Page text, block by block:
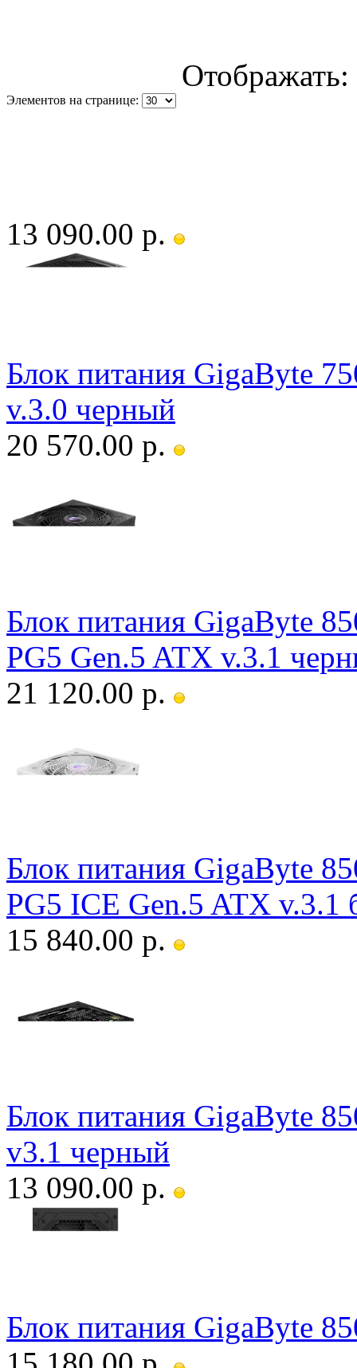
Отображать:
Элементов на странице:
13 090.00 р.
Блок питания GigaByte
v.3.0 черный
20 570.00 р.
Блок питания GigaByte
PG5 Gen.5 ATX v.3.1
21 120.00 р.
Блок питания GigaByte
PG5 ICE Gen.5 ATX v.3.1
15 840.00 р.
Блок питания GigaByte
v3.1 черный
13 090.00 р.
Блок питания GigaByte